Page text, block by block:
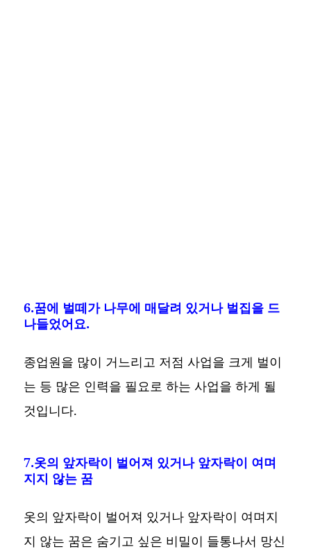
6.꿈에 벌떼가 나무에 매달려 있거나 벌집을 드
나들었어요.
종업원을 많이 거느리고 저점 사업을 크게 벌이
는 등 많은 인력을 필요로 하는 사업을 하게 될
것입니다.
7.옷의 앞자락이 벌어져 있거나 앞자락이 여며
지지 않는 꿈
옷의 앞자락이 벌어져 있거나 앞자락이 여며지
지 않는 꿈은 숨기고 싶은 비밀이 들통나서 망신